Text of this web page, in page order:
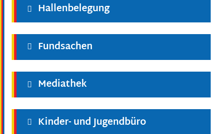
Hallenbelegung
Fundsachen
Mediathek
Kinder- und Jugendbüro